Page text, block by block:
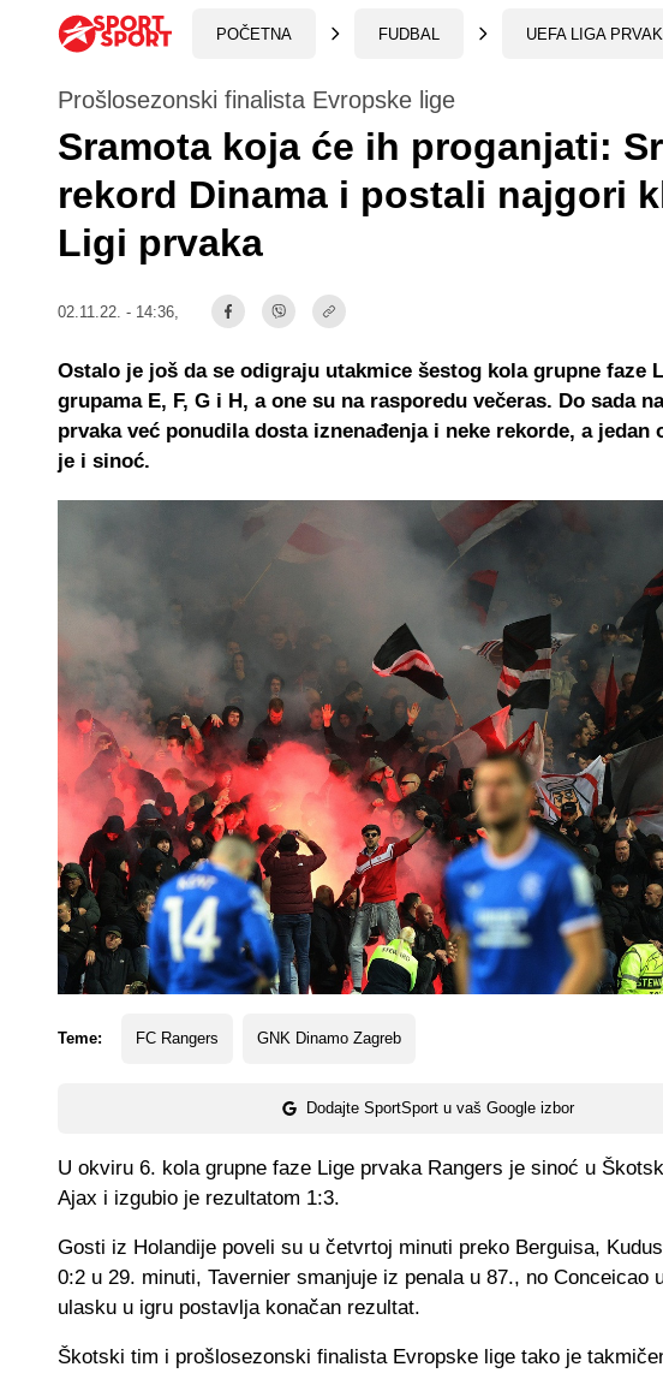
POČETNA FUDBAL UEFA LIGA
Prošlosezonski finalista Evropske lige
Sramota koja će ih proganjati:
rekord Dinama i postali najgori
Ligi prvaka
02.11.22. - 14:36,
Teme: FC Rangers GNK Dinamo Zagreb
Dodajte SportSport u vaš Google izbor
Ostalo je još da se odigraju utakmice šestog kola grupne faze
grupama E, F, G i H, a one su na rasporedu večeras. Do sada
prvaka već ponudila dosta iznenađenja i neke rekorde, a jedan
je i sinoć.
U okviru 6. kola grupne faze Lige prvaka Rangers je sinoć u
Ajax i izgubio je rezultatom 1:3.
Gosti iz Holandije poveli su u četvrtoj minuti preko Berguisa,
0:2 u 29. minuti, Tavernier smanjuje iz penala u 87., no Conceicao
ulasku u igru postavlja konačan rezultat.
Škotski tim i prošlosezonski finalista Evropske lige tako je